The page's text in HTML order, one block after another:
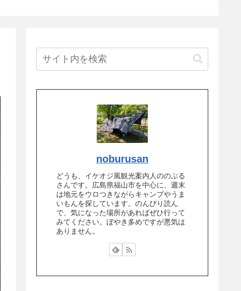
noburusan
どうも、イケオジ風観光案内人ののぶる
さんです。広島県福山市を中心に、週末
は地元をウロつきながらキャンプやうま
いもんを探しています。のんびり読ん
で、気になった場所があればぜひ行って
みてください。ぼやき多めですが悪気は
ありません。